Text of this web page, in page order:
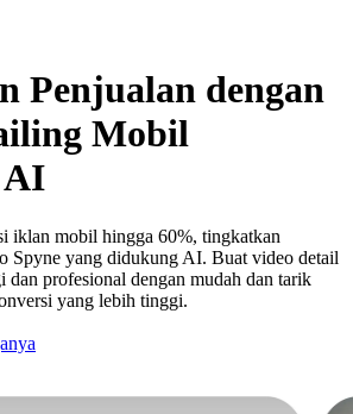
Penjualan dengan
Mobil
AI
iklan mobil hingga 60%, tingkatkan
Spyne yang didukung AI. Buat video detail
dan profesional dengan mudah dan tarik
yang lebih tinggi.